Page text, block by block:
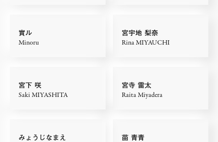
實ル
Minoru
宮宇地 梨奈
Rina MIYAUCHI
宮下 咲
Saki MIYASHITA
宮寺 雷太
Raita Miyadera
みょうじなまえ 苗 青青